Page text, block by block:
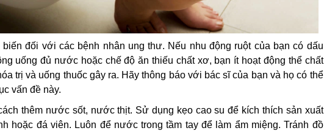
đối với các bệnh nhân ung thư. Nếu nhu động ruột của bạn có dấu
uống đủ nước hoặc chế độ ăn thiếu chất xơ, bạn ít hoạt động thể chất
trị và uống thuốc gây ra. Hãy thông báo với bác sĩ của bạn và họ có thể
vấn đề này.
thêm nước sốt, nước thịt. Sử dụng kẹo cao su để kích thích sản xuất
hoặc đá viên. Luôn để nước trong tầm tay để làm ẩm miệng. Tránh đồ